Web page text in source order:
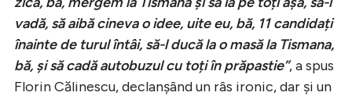
vadă, să aibă cineva o idee, uite eu, bă, 11 candidați
înainte de turul întâi, să-l ducă la o masă la Tismana,
bă, și să cadă autobuzul cu toți în prăpastie”, a spus
Florin Călinescu, declanșând un râs ironic, dar și un